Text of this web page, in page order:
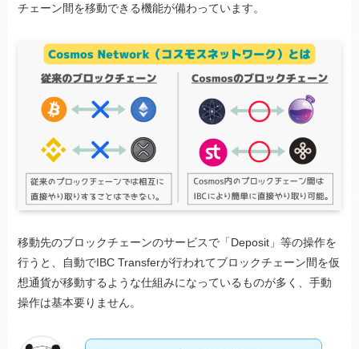
チェーン間を移動できる機能が備わっています。
移動先のブロックチェーンのサービスで「Deposit」等の操作を
行うと、自動でIBC Transferが行われてブロックチェーン間を仮
想通貨が移動するような仕組みになっているものが多く、手動
操作は基本要りません。